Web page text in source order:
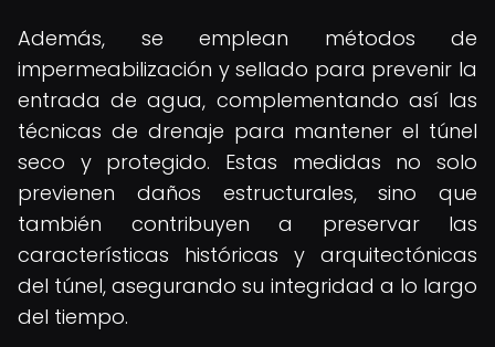
Además, se emplean métodos de
impermeabilización y sellado para prevenir la
entrada de agua, complementando así las
técnicas de drenaje para mantener el túnel
seco y protegido. Estas medidas no solo
previenen daños estructurales, sino que
también contribuyen a preservar las
características históricas y arquitectónicas
del túnel, asegurando su integridad a lo largo
del tiempo.